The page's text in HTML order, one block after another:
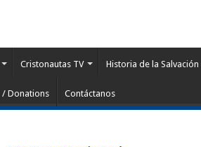
Cristonautas TV Historia de la Salvación
/ Donations Contáctanos